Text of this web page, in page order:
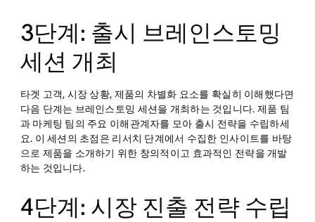
3단계: 출시 브레인스토밍
세션 개최
타겟 고객, 시장 상황, 제품의 차별화 요소를 확실히 이해했다면
다음 단계는 브레인스토밍 세션을 개최하는 것입니다. 제품 팀
과 마케팅 팀의 주요 이해관계자를 모아 출시 전략을 수립하세
요. 이 세션의 초점은 리서치 단계에서 수집한 인사이트를 바탕
으로 제품을 소개하기 위한 창의적이고 효과적인 전략을 개발
하는 것입니다.
4단계: 시장 진출 전략 수립